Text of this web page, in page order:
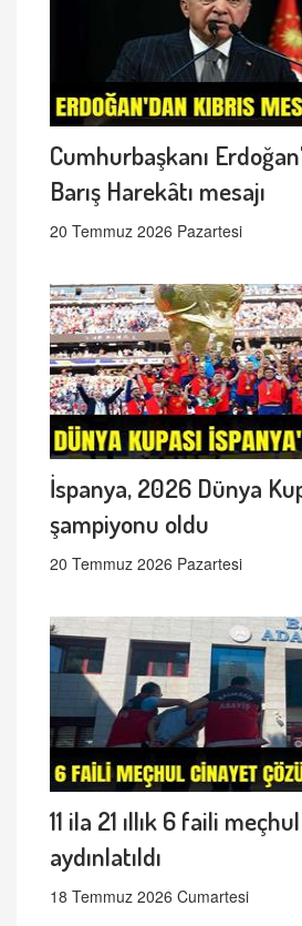
Cumhurbaşkanı
Barış Harekâtı mesajı
20 Temmuz 2026 Pazartesi
İspanya, 2026 Dünya
şampiyonu oldu
20 Temmuz 2026 Pazartesi
11 ila 21 ıllık 6 faili
aydınlatıldı
18 Temmuz 2026 Cumartesi